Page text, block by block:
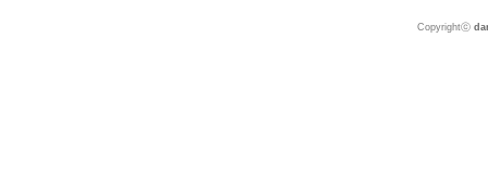
Copyrightⓒ